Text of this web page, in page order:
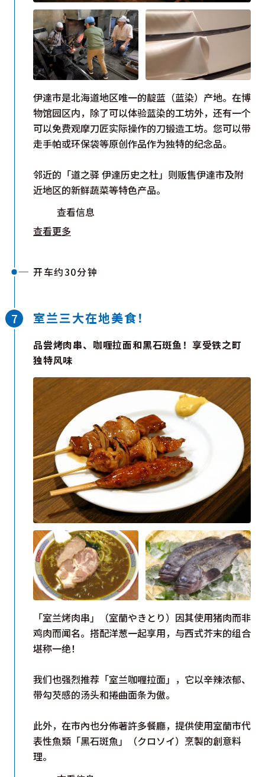
伊達市是北海道地区唯一的靛蓝（蓝染）产地。在博
物馆园区内，除了可以体验蓝染的工坊外，还有一个
可以免费观摩刀匠实际操作的刀锻造工坊。您可以带
走手帕或环保袋等原创作品作为独特的纪念品。
邻近的「道之驿 伊達历史之杜」则贩售伊達市及附
近地区的新鲜蔬菜等特色产品。
查看信息
查看更多
开车约30分钟
室兰三大在地美食！
品尝烤肉串、咖喱拉面和黑石斑鱼！享受铁之町
独特风味
「室兰烤肉串」（室蘭やきとり）因其使用猪肉而非
鸡肉而闻名。搭配洋葱一起享用，与西式芥末的组合
堪称一绝！
我们也强烈推荐「室兰咖喱拉面」，它以辛辣浓郁、
带勾芡感的汤头和捲曲面条为傲。
此外，在市內也分佈著許多餐廳，提供使用室蘭市代
表性魚類「黑石斑魚」（クロソイ）烹製的創意料
理。